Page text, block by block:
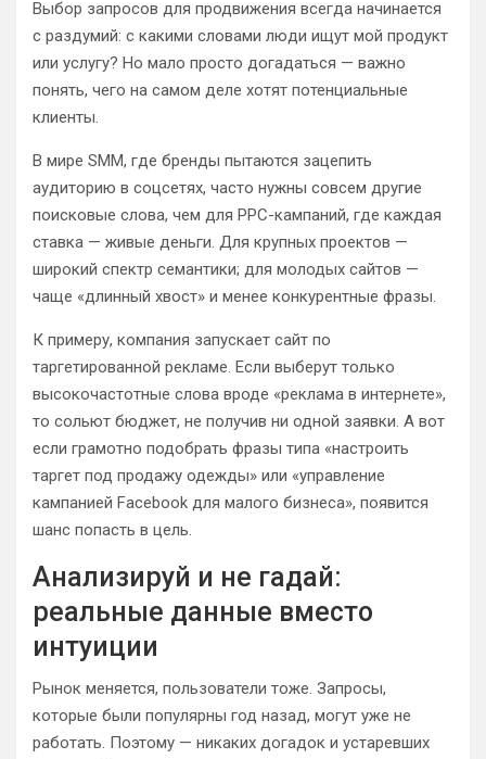
Выбор запросов для продвижения всегда начинается
с раздумий: с какими словами люди ищут мой продукт
или услугу? Но мало просто догадаться — важно
понять, чего на самом деле хотят потенциальные
клиенты.
В мире SMM, где бренды пытаются зацепить
аудиторию в соцсетях, часто нужны совсем другие
поисковые слова, чем для PPC-кампаний, где каждая
ставка — живые деньги. Для крупных проектов —
широкий спектр семантики; для молодых сайтов —
чаще «длинный хвост» и менее конкурентные фразы.
К примеру, компания запускает сайт по
таргетированной рекламе. Если выберут только
высокочастотные слова вроде «реклама в интернете»,
то сольют бюджет, не получив ни одной заявки. А вот
если грамотно подобрать фразы типа «настроить
таргет под продажу одежды» или «управление
кампанией Facebook для малого бизнеса», появится
шанс попасть в цель.
Анализируй и не гадай:
реальные данные вместо
интуиции
Рынок меняется, пользователи тоже. Запросы,
которые были популярны год назад, могут уже не
работать. Поэтому — никаких догадок и устаревших